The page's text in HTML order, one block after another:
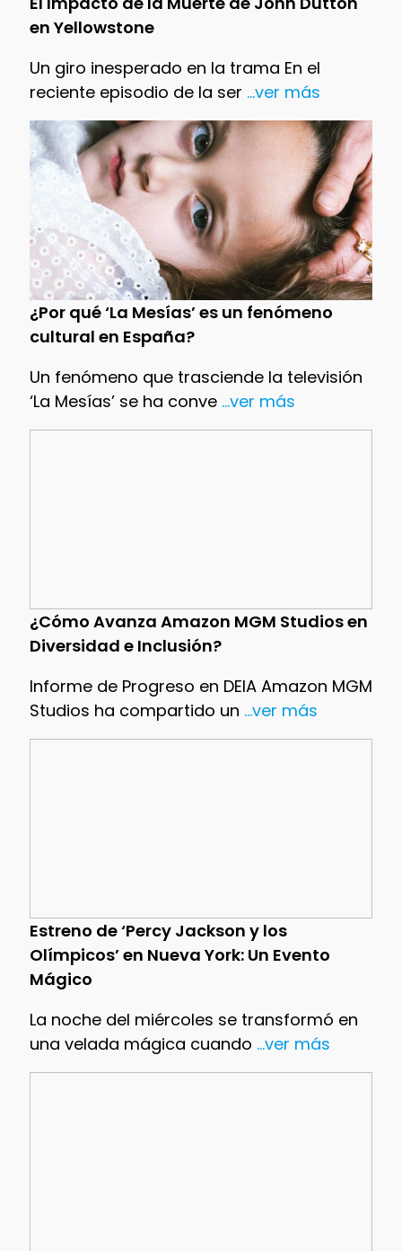
en Yellowstone
Un giro inesperado en la trama En el
reciente episodio de la ser ...ver más
¿Por qué ‘La Mesías’ es un fenómeno
cultural en España?
Un fenómeno que trasciende la televisión
‘La Mesías’ se ha conve...ver más
¿Cómo Avanza Amazon MGM Studios en
Diversidad e Inclusión?
Informe de Progreso en DEIA Amazon MGM
Studios ha compartido un ...ver más
Estreno de ‘Percy Jackson y los
Olímpicos’ en Nueva York: Un Evento
Mágico
La noche del miércoles se transformó en
una velada mágica cuando ...ver más